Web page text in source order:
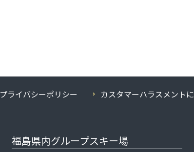
プライバシーポリシー カスタマーハラスメントに
福島県内グループスキー場